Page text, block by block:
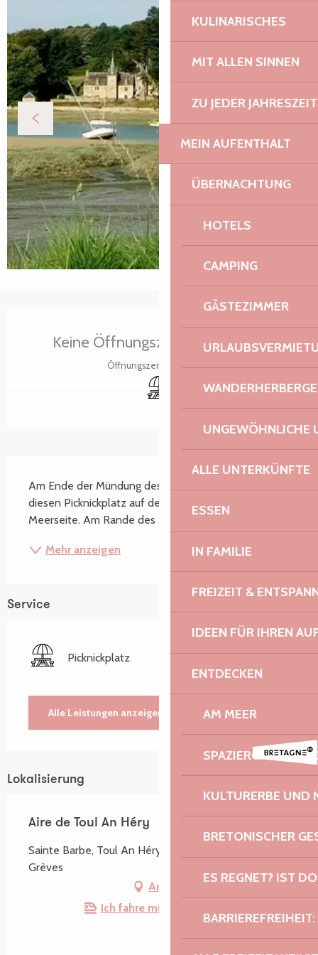
KULINARISCHES
MIT ALLEN SINNEN
ZU JEDER JAHRESZEIT
MEIN AUFENTHALT
ÜBERNACHTUNG
HOTELS
CAMPING
GÄSTEZIMMER
UNGEWÖHNLICHE
ALLE UNTERKÜNFTE
ESSEN
IN FAMILIE
FREIZEIT &
IDEEN FÜR IHREN
ENTDECKEN
AM MEER
SPAZIERGÄNGE
KULTURERBE UND
BRETONISCHER
ES REGNET? IST
Keine Öffnungszeiten hinterlegt
Öffnungszeiten ansehen
Picknickplatz
Am Ende der Mündung des Douron genießen Sie
diesen Picknickplatz auf der Fluss- und der
Meerseite. Am Rande des Zöllnerpfads GR 34
Mehr anzeigen
Service
Picknickplatz
Alle Leistungen anzeigen
Lokalisierung
Aire de Toul An Héry
Sainte Barbe, Toul An Héry, 22310 Plestin-les-
Grèves
Anfahrt
Ich fahre mit dem Zug hin!